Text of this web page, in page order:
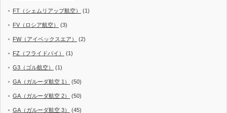
FT（シェムリアップ航空） (1)
FV（ロシア航空） (3)
FW（アイベックスエア） (2)
FZ（フライドバイ） (1)
G3（ゴル航空） (1)
GA（ガルーダ航空 1） (50)
GA（ガルーダ航空 2） (50)
GA（ガルーダ航空 3） (45)